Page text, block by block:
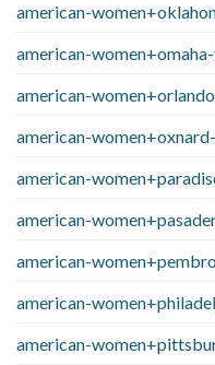
american-
american-
american-
american-
american-
american-
american-
american-
american-